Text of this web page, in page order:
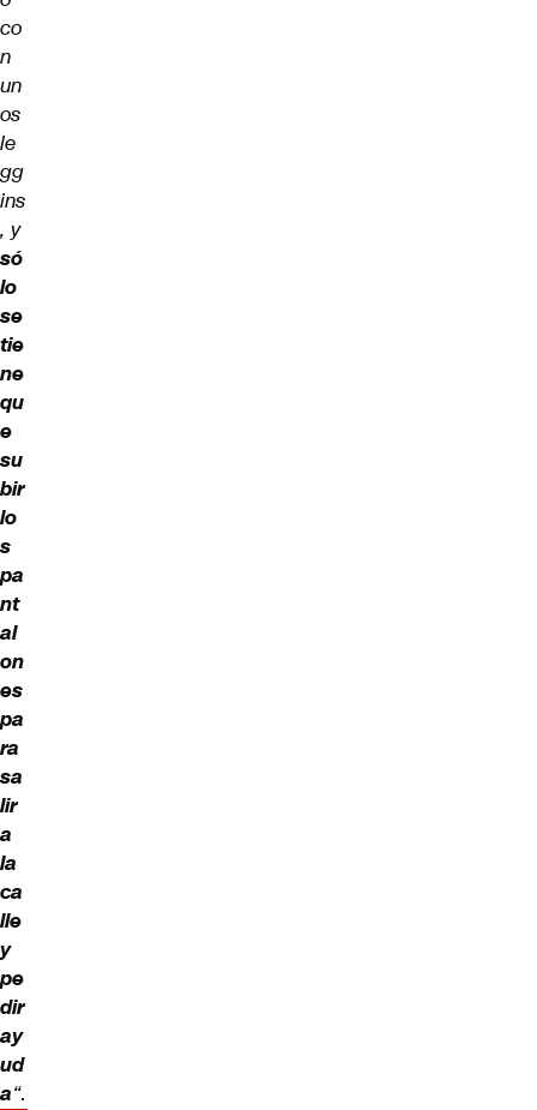
co
n
un
os
le
gg
ins
, y
só
lo
se
tie
ne
qu
e
su
bir
lo
s
pa
nt
al
on
es
pa
ra
sa
lir
a
la
ca
lle
y
pe
dir
ay
ud
a“.